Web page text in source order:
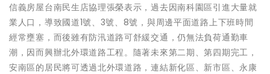
信義房屋台南民生店協理張榮表示，過去因南科園區引進大量就
業人口，導致國道1號、3號、8號，與周邊平面道路上下班時間
經常壅塞，而後雖有防汛道路可舒緩交通，仍無法負荷通勤車
潮，因而興辦北外環道路工程。隨著未來第二期、第四期完工，
安南區的居民將可透過北外環道路，連結新化區、新市區、永康